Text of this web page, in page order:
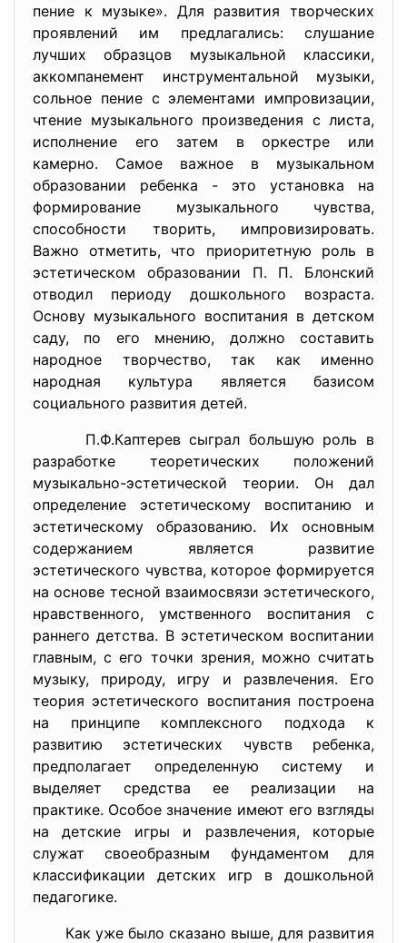
пение к музыке». Для развития творческих
проявлений им предлагались: слушание
лучших образцов музыкальной классики,
аккомпанемент инструментальной музыки,
сольное пение с элементами импровизации,
чтение музыкального произведения с листа,
исполнение его затем в оркестре или
камерно. Самое важное в музыкальном
образовании ребенка - это установка на
формирование музыкального чувства,
способности творить, импровизировать.
Важно отметить, что приоритетную роль в
эстетическом образовании П. П. Блонский
отводил периоду дошкольного возраста.
Основу музыкального воспитания в детском
саду, по его мнению, должно составить
народное творчество, так как именно
народная культура является базисом
социального развития детей.
П.Ф.Каптерев сыграл большую роль в
разработке теоретических положений
музыкально-эстетической теории. Он дал
определение эстетическому воспитанию и
эстетическому образованию. Их основным
содержанием является развитие
эстетического чувства, которое формируется
на основе тесной взаимосвязи эстетического,
нравственного, умственного воспитания с
раннего детства. В эстетическом воспитании
главным, с его точки зрения, можно считать
музыку, природу, игру и развлечения. Его
теория эстетического воспитания построена
на принципе комплексного подхода к
развитию эстетических чувств ребенка,
предполагает определенную систему и
выделяет средства ее реализации на
практике. Особое значение имеют его взгляды
на детские игры и развлечения, которые
служат своеобразным фундаментом для
классификации детских игр в дошкольной
педагогике.
Как уже было сказано выше, для развития